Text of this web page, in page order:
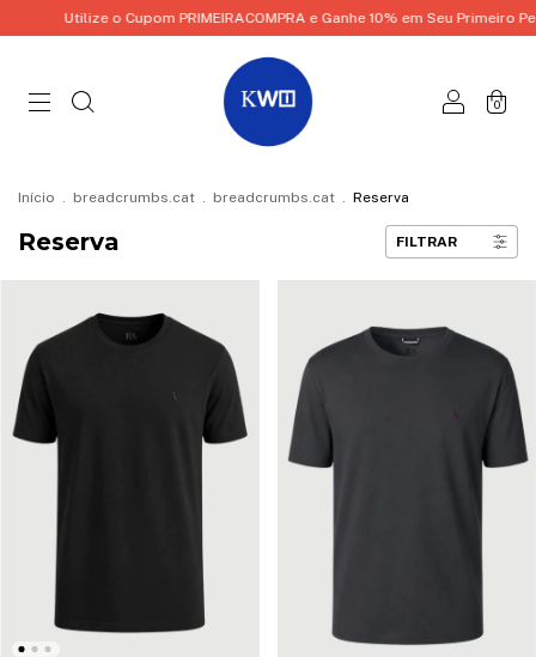
Utilize o Cupom PRIMEIRACOMPRA e Ganhe 10% em Seu Primeiro
0
Início . breadcrumbs.cat . breadcrumbs.cat . Reserva
Reserva FILTRAR